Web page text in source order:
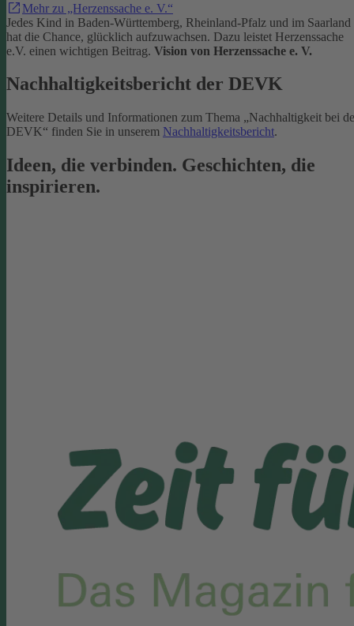
Mehr zu „Herzenssache e. V.“
Jedes Kind in Baden-Württemberg, Rheinland-Pfalz und im Saarland
hat die Chance, glücklich aufzuwachsen. Dazu leistet Herzenssache
e.V. einen wichtigen Beitrag. Vision von Herzenssache e. V.
Nachhaltigkeitsbericht der DEVK
Weitere Details und Informationen zum Thema „Nachhaltigkeit bei
DEVK“ finden Sie in unserem Nachhaltigkeitsbericht.
Ideen, die verbinden. Geschichten, die
inspirieren.